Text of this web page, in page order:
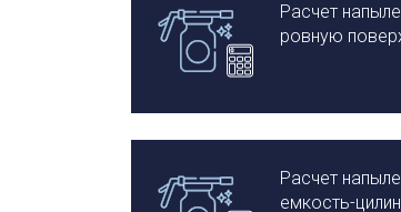
Расчет
ровную
Расчет
емкость-